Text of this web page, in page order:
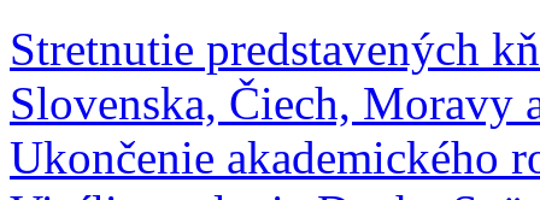
Stretnutie predstavených
Slovenska, Čiech, Moravy
Ukončenie akademického